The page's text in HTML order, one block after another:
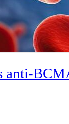
anti-